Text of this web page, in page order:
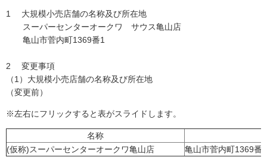
1 大規模小売店舗の名称及び所在地
スーパーセンターオークワ サウス亀山店
亀山市菅内町1369番1
2 変更事項
（1）大規模小売店舗の名称及び所在地
（変更前）
※左右にフリックすると表がスライドします。
名称
(仮称)スーパーセンターオークワ亀山店
亀山市菅内町1369番1